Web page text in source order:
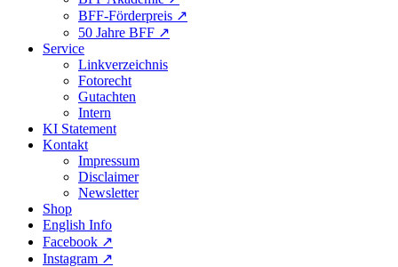
BFF-Förderpreis ↗︎
50 Jahre BFF ↗︎
Service
Linkverzeichnis
Fotorecht
Gutachten
Intern
KI Statement
Kontakt
Impressum
Disclaimer
Newsletter
Shop
English Info
Facebook ↗︎
Instagram ↗︎